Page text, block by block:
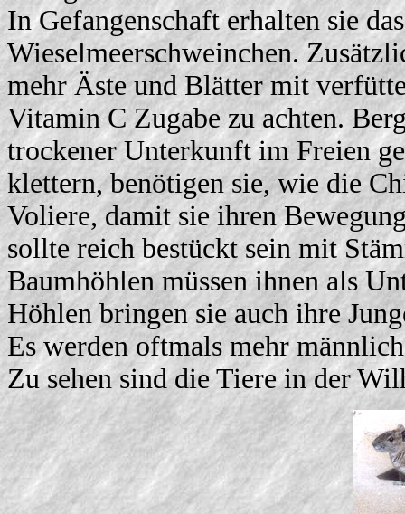
In Gefangenschaft erhalten sie
Wieselmeerschweinchen.
mehr Äste und Blätter mit
Vitamin C Zugabe zu achten.
trockener Unterkunft im Freien
klettern, benötigen sie, wie die
Voliere, damit sie ihren
sollte reich bestückt sein mit
Baumhöhlen müssen ihnen als
Höhlen bringen sie auch ihre
Es werden oftmals mehr
Zu sehen sind die Tiere in der